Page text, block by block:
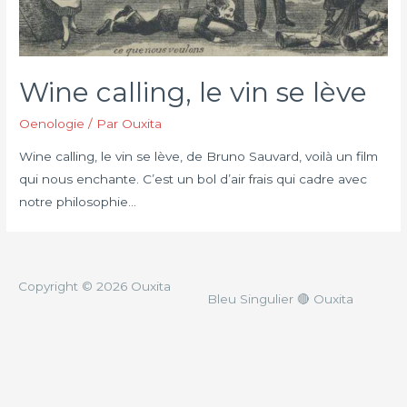
Wine calling, le vin se lève
Oenologie / Par Ouxita
Wine calling, le vin se lève, de Bruno Sauvard, voilà un film
qui nous enchante. C’est un bol d’air frais qui cadre avec
notre philosophie…
Copyright © 2026 Ouxita
Bleu Singulier 🔴 Ouxita